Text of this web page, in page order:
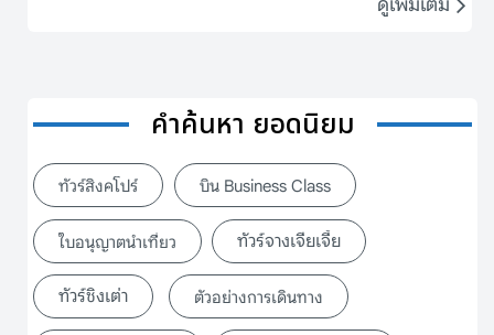
ดูเพิ่มเติม
คำค้นหา ยอดนิยม
ทัวร์สิงคโปร์ บิน Business Class
ใบอนุญาตนำเที่ยว ทัวร์จางเจียเจี้ย
ทัวร์ชิงเต่า ตัวอย่างการเดินทาง